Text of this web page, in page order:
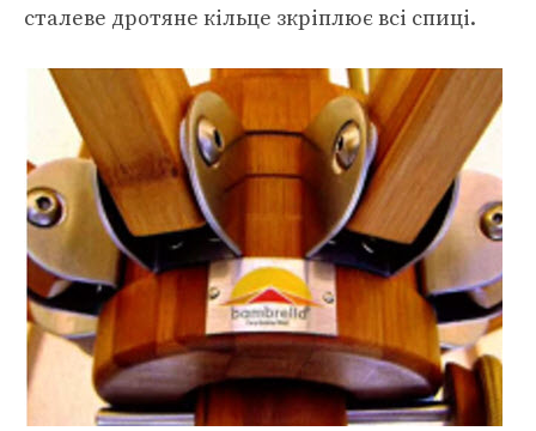
сталеве дротяне кільце зкріплює всі спиці.